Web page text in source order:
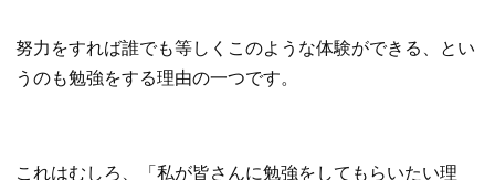
努力をすれば誰でも等しくこのような体験ができる、とい
うのも勉強をする理由の一つです。
これはむしろ、「私が皆さんに勉強をしてもらいたい理